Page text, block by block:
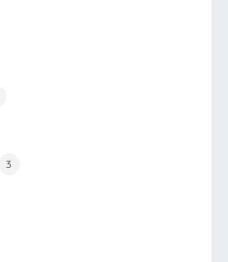
3